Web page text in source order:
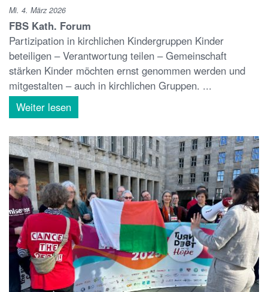
Mi. 4. März 2026
FBS Kath. Forum
Partizipation in kirchlichen Kindergruppen Kinder
beteiligen – Verantwortung teilen – Gemeinschaft
stärken Kinder möchten ernst genommen werden und
mitgestalten – auch in kirchlichen Gruppen. ...
Weiter lesen